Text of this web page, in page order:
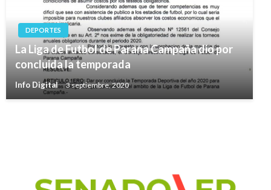
DEPORTES
La Liga de Futbol de Parana Campaña dio por
concluida la temporada
Info Digital 3 septiembre, 2020